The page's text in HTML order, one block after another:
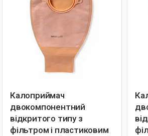
Калоприймач
двокомпонентний
відкритого типу з
фільтром і пластиковим